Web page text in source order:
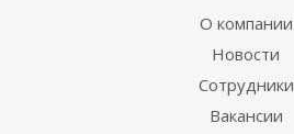
О компании
Новости
Сотрудники
Вакансии